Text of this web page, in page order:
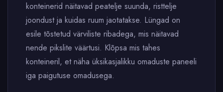
konteinerid näitavad peatelje suunda, risttelje
joondust ja kuidas ruum jaotatakse. Lüngad on
esile tõstetud värviliste ribadega, mis näitavad
nende pikslite väärtusi. Klõpsa mis tahes
konteineril, et näha üksikasjalikku omaduste paneeli
iga paigutuse omadusega.